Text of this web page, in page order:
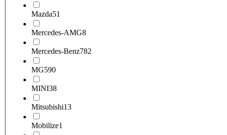
Mazda51
Mercedes-AMG8
Mercedes-Benz782
MG590
MINI38
Mitsubishi13
Mobilize1